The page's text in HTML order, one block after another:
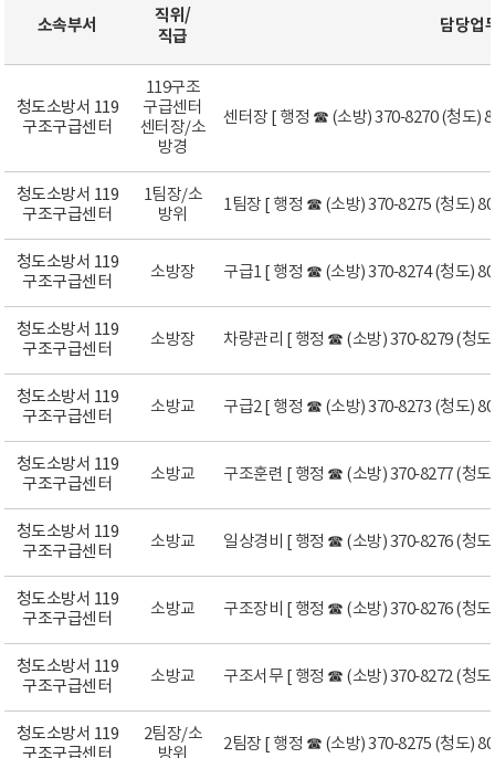
소속부서
직위/
직급
담당업
청도소방서 119
구조구급센터
119구조
구급센터
센터장/소
방경
센터장 [ 행정 ☎ (소방) 370-8270 (청도)
청도소방서 119
구조구급센터
1팀장/소
방위
1팀장 [ 행정 ☎ (소방) 370-8275 (청도)
청도소방서 119
구조구급센터
소방장 구급1 [ 행정 ☎ (소방) 370-8274 (청도)
청도소방서 119
구조구급센터
소방장 차량관리 [ 행정 ☎ (소방) 370-8279 (청도
청도소방서 119
구조구급센터
소방교 구급2 [ 행정 ☎ (소방) 370-8273 (청도)
청도소방서 119
구조구급센터
소방교 구조훈련 [ 행정 ☎ (소방) 370-8277 (청도
청도소방서 119
구조구급센터
소방교 일상경비 [ 행정 ☎ (소방) 370-8276 (청도
청도소방서 119
구조구급센터
소방교 구조장비 [ 행정 ☎ (소방) 370-8276 (청도
청도소방서 119
구조구급센터
소방교 구조서무 [ 행정 ☎ (소방) 370-8272 (청도
청도소방서 119
구조구급센터
2팀장/소
방위
2팀장 [ 행정 ☎ (소방) 370-8275 (청도)